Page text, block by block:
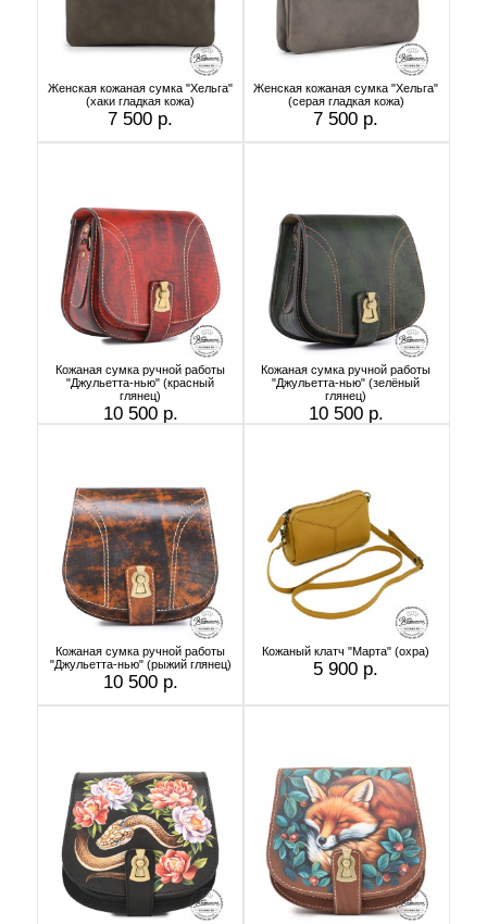
Женская кожаная сумка "Хельга"
(хаки гладкая кожа)
7 500 р.
Женская кожаная сумка "Хельга"
(серая гладкая кожа)
7 500 р.
Кожаная сумка ручной работы
"Джульетта-нью" (красный
глянец)
10 500 р.
Кожаная сумка ручной работы
"Джульетта-нью" (зелёный
глянец)
10 500 р.
Кожаная сумка ручной работы
"Джульетта-нью" (рыжий глянец)
10 500 р.
Кожаный клатч "Марта" (охра)
5 900 р.